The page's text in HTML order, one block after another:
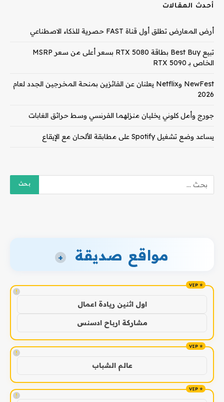
أحدث المقالات
أرض المعارض تطلق أول قناة FAST حصرية للذكاء الاصطناعي
تبيع Best Buy بطاقة RTX 5080 بسعر أعلى من سعر MSRP
الخاص بـ RTX 5090
NewFest وNetflix يعلنان عن الفائزين بمنحة المخرجين الجدد لعام
2026
جورج وأمل كلوني يخليان منزلهما الفرنسي وسط حرائق الغابات
يساعد وضع تشغيل Spotify على مطابقة الألحان مع الإيقاع
مواقع صديقة +
!
اول اثنين ريادة اعمال
مشاركة ارباح ادسنس
!
عالم الشباب
!